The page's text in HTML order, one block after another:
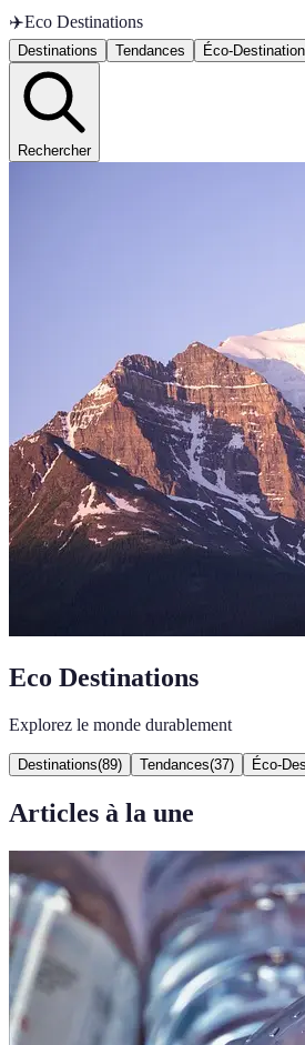
✈️Eco Destinations
Destinations Tendances Éco-
Rechercher
Eco Destinations
Explorez le monde durablement
Destinations(89) Tendances(37) Éco-
Articles à la une